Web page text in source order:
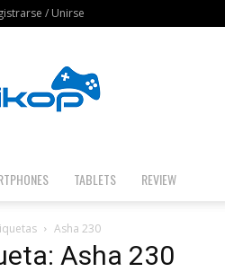
/ Unirse
TABLETS REVIEW
Asha 230
Asha 230